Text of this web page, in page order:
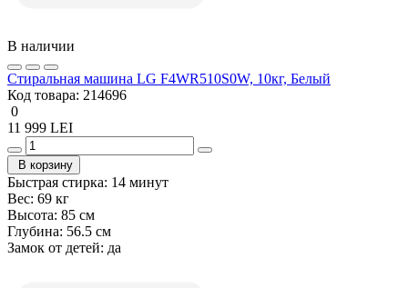
В наличии
Стиральная машина LG F4WR510S0W, 10кг, Белый
Код товара: 214696
0
11 999 LEI
В корзину
Быстрая стирка: 14 минут
Вес: 69 кг
Высота: 85 см
Глубина: 56.5 см
Замок от детей: да